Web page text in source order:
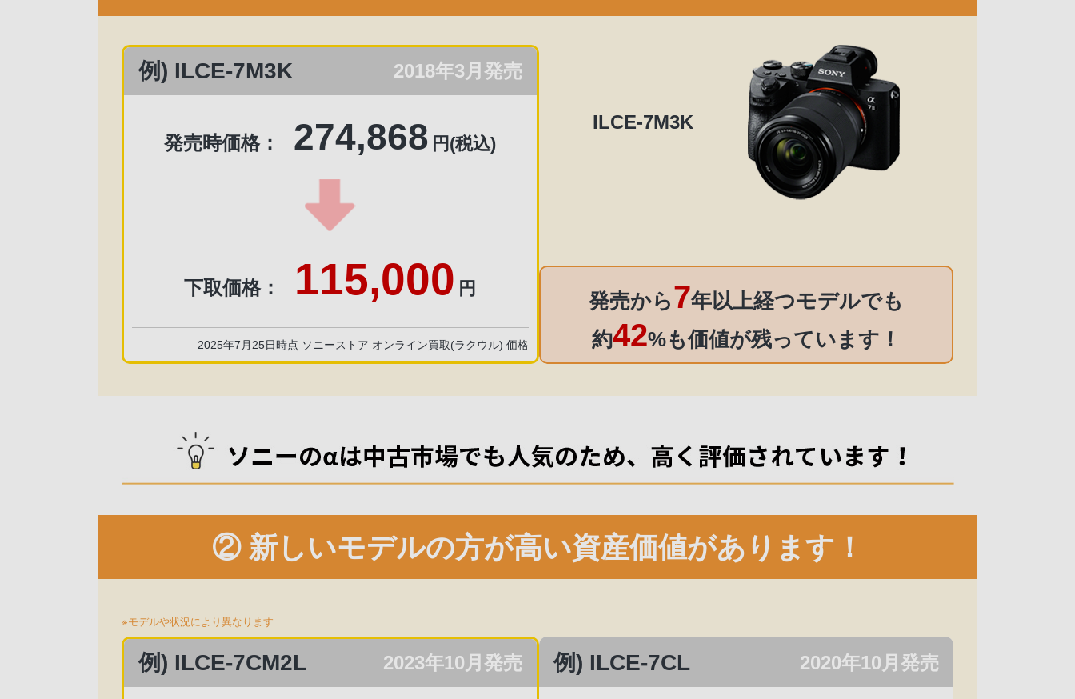
例) ILCE-7M3K 2018年3月発売
発売時価格： 274,868 円(税込)
下取価格： 115,000 円
2025年7月25日時点 ソニーストア オンライン買取(ラクウル) 価格
ILCE-7M3K
発売から7年以上経つモデルでも
約42%も価値が残っています！
② 新しいモデルの方が高い資産価値があります！
※モデルや状況により異なります
例) ILCE-7CM2L 2023年10月発売 例) ILCE-7CL 2020年10月発売